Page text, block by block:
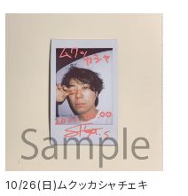
10/26(日)ムクッカシャチェキ